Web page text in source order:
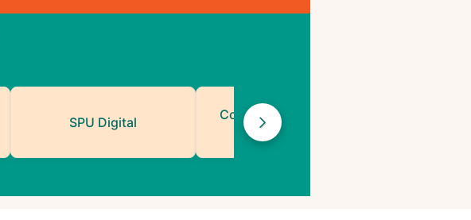
SPU Digital
Contatos de Protocolo
da PMF